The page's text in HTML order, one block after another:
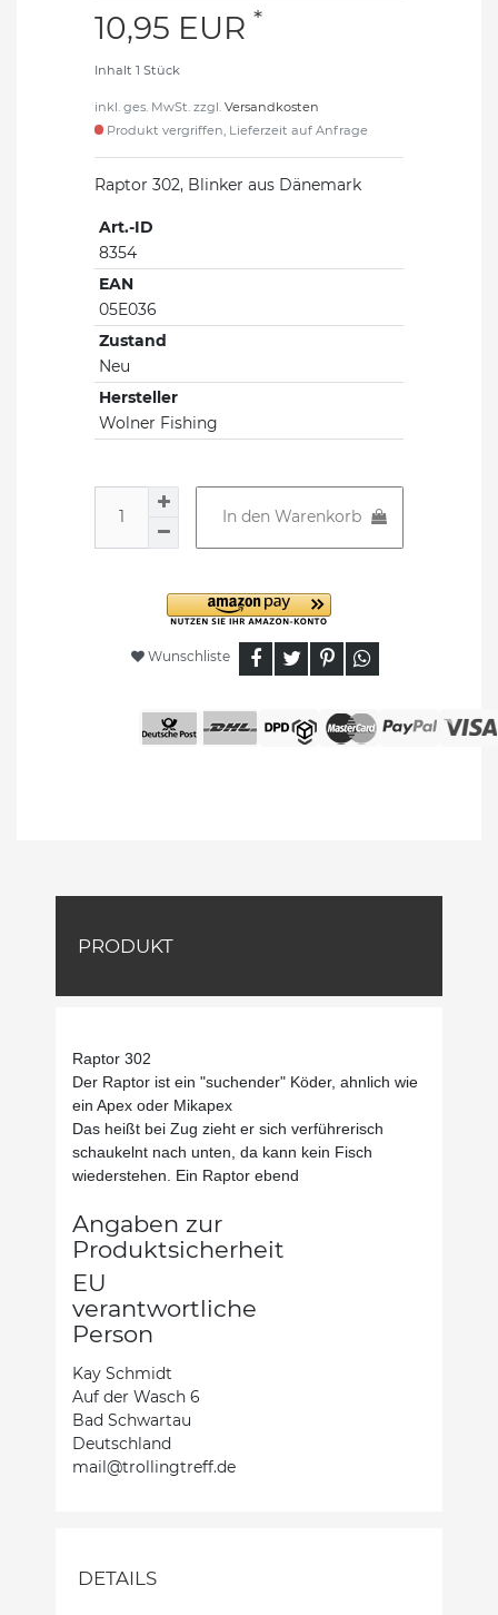
10,95 EUR *
Inhalt 1 Stück
inkl. ges. MwSt. zzgl. Versandkosten
Produkt vergriffen, Lieferzeit auf Anfrage
Raptor 302, Blinker aus Dänemark
Art.-ID
8354
EAN
05E036
Zustand
Neu
Hersteller
Wolner Fishing
In den Warenkorb
Wunschliste
PRODUKT
Raptor 302
Der Raptor ist ein "suchender" Köder, ahnlich wie
ein Apex oder Mikapex
Das heißt bei Zug zieht er sich verführerisch
schaukelnt nach unten, da kann kein Fisch
wiederstehen. Ein Raptor ebend
Angaben zur
Produktsicherheit
EU
verantwortliche
Person
Kay Schmidt
Auf der Wasch 6
Bad Schwartau
Deutschland
mail@trollingtreff.de
DETAILS